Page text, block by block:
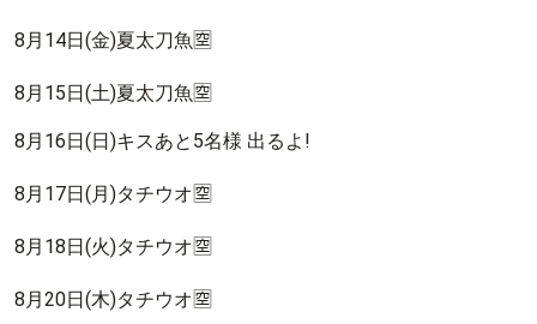
8月14日(金)夏太刀魚🈳
8月15日(土)夏太刀魚🈳
8月16日(日)キスあと5名様 出るよ!
8月17日(月)タチウオ🈳
8月18日(火)タチウオ🈳
8月20日(木)タチウオ🈳